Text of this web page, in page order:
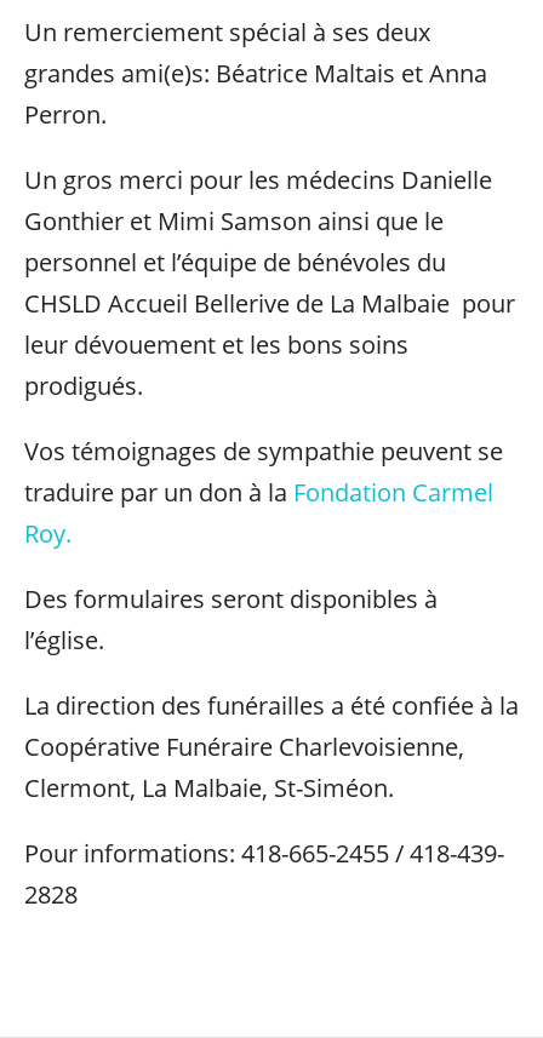
Un remerciement spécial à ses deux
grandes ami(e)s: Béatrice Maltais et Anna
Perron.
Un gros merci pour les médecins Danielle
Gonthier et Mimi Samson ainsi que le
personnel et l’équipe de bénévoles du
CHSLD Accueil Bellerive de La Malbaie pour
leur dévouement et les bons soins
prodigués.
Vos témoignages de sympathie peuvent se
traduire par un don à la Fondation Carmel
Roy.
Des formulaires seront disponibles à
l’église.
La direction des funérailles a été confiée à la
Coopérative Funéraire Charlevoisienne,
Clermont, La Malbaie, St-Siméon.
Pour informations: 418-665-2455 / 418-439-
2828